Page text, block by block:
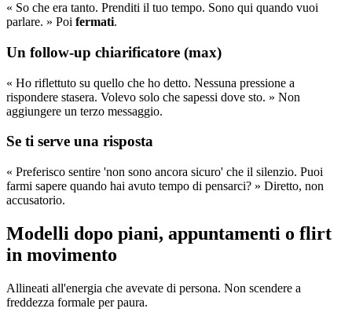
« So che era tanto. Prenditi il tuo tempo. Sono qui quando vuoi
parlare. » Poi fermati.
Un follow-up chiarificatore (max)
« Ho riflettuto su quello che ho detto. Nessuna pressione a
rispondere stasera. Volevo solo che sapessi dove sto. » Non
aggiungere un terzo messaggio.
Se ti serve una risposta
« Preferisco sentire 'non sono ancora sicuro' che il silenzio. Puoi
farmi sapere quando hai avuto tempo di pensarci? » Diretto, non
accusatorio.
Modelli dopo piani, appuntamenti o flirt
in movimento
Allineati all'energia che avevate di persona. Non scendere a
freddezza formale per paura.